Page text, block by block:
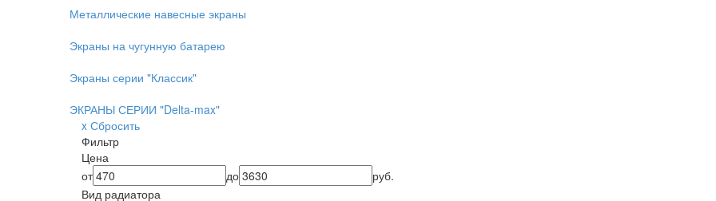
Металлические навесные экраны
Экраны на чугунную батарею
Экраны серии "Классик"
ЭКРАНЫ СЕРИИ "Delta-max"
x Сбросить
Фильтр
Цена
от
до
руб.
Вид радиатора